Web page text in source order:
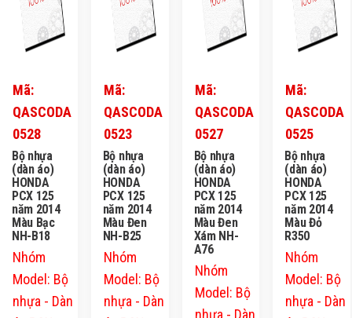
Mã:
QASCODA
0528
Bộ nhựa
(dàn áo)
HONDA
PCX 125
năm 2014
Màu Bạc
NH-B18
Nhóm
Model: Bộ
nhựa - Dàn
Mã:
QASCODA
0523
Bộ nhựa
(dàn áo)
HONDA
PCX 125
năm 2014
Màu Đen
NH-B25
Nhóm
Model: Bộ
nhựa - Dàn
Mã:
QASCODA
0527
Bộ nhựa
(dàn áo)
HONDA
PCX 125
năm 2014
Màu Đen
Xám NH-
A76
Nhóm
Model: Bộ
nhựa - Dàn
Mã:
QASCODA
0525
Bộ nhựa
(dàn áo)
HONDA
PCX 125
năm 2014
Màu Đỏ
R350
Nhóm
Model: Bộ
nhựa - Dàn